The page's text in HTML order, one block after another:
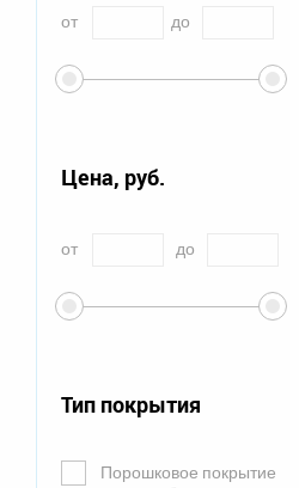
от до
Цена, руб.
от до
Тип покрытия
Порошковое покрытие